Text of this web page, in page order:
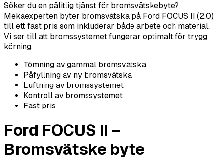
Söker du en pålitlig tjänst för bromsvätskebyte?
Mekaexperten byter bromsvätska på Ford FOCUS II (2.0)
till ett fast pris som inkluderar både arbete och material.
Vi ser till att bromssystemet fungerar optimalt för trygg
körning.
Tömning av gammal bromsvätska
Påfyllning av ny bromsvätska
Luftning av bromssystemet
Kontroll av bromssystemet
Fast pris
Ford FOCUS II –
Bromsvätske byte